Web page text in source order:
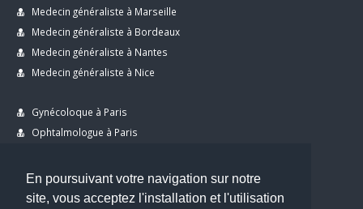
En poursuivant votre navigation sur notre
site, vous acceptez l'installation et l'utilisation
Medecin généraliste à Marseille
Medecin généraliste à Bordeaux
Medecin généraliste à Nantes
Medecin généraliste à Nice
Gynécoloque à Paris
Ophtalmologue à Paris
Dentiste à Paris